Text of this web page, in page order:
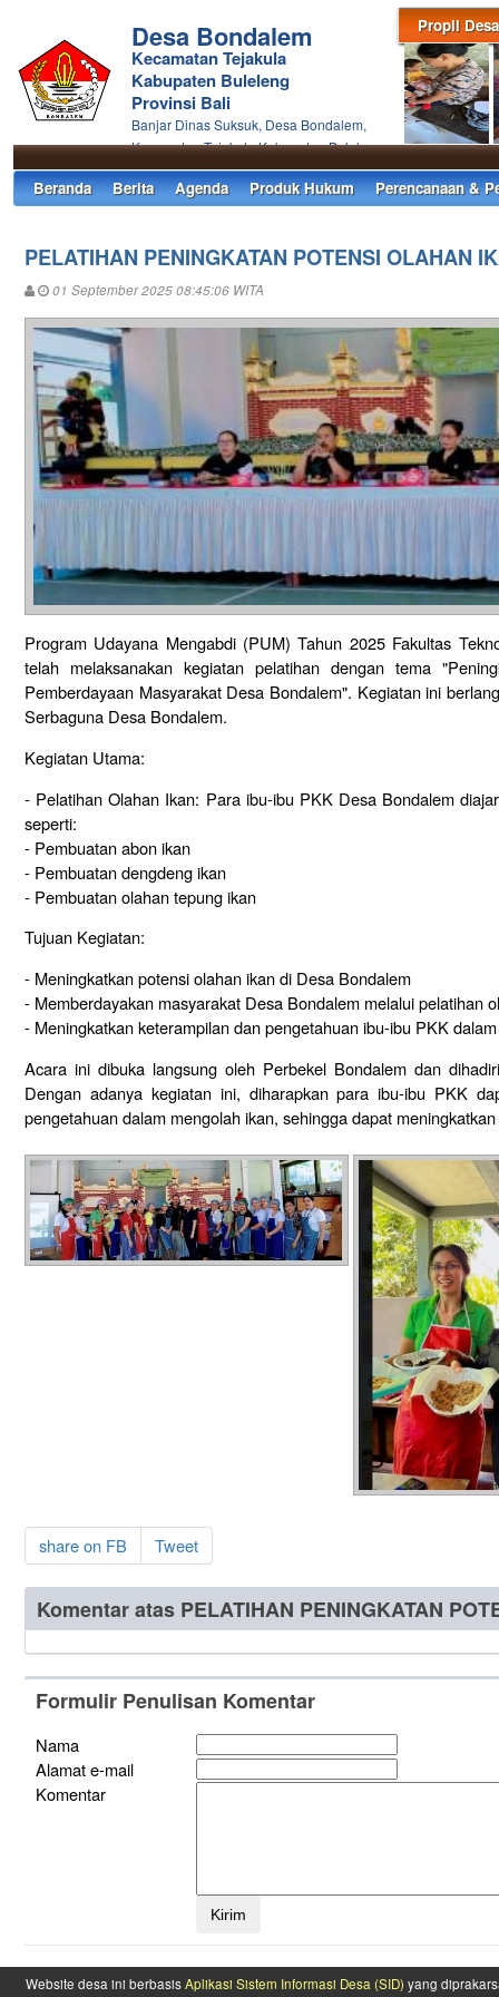
Propil Desa
Desa Bondalem
Kecamatan Tejakula
Kabupaten Buleleng
Provinsi Bali
Banjar Dinas Suksuk, Desa Bondalem,
Kecamatan Tejakula Kabupaten Buleleng
Beranda Berita Agenda Produk Hukum Perencanaan &
PELATIHAN PENINGKATAN POTENSI OLAHAN
01 September 2025 08:45:06 WITA
Program Udayana Mengabdi (PUM) Tahun 2025 Fakultas
telah melaksanakan kegiatan pelatihan dengan tema
Pemberdayaan Masyarakat Desa Bondalem". Kegiatan ini
Serbaguna Desa Bondalem.
Kegiatan Utama:
- Pelatihan Olahan Ikan: Para ibu-ibu PKK Desa Bondalem
seperti:
- Pembuatan abon ikan
- Pembuatan dengdeng ikan
- Pembuatan olahan tepung ikan
Tujuan Kegiatan:
- Meningkatkan potensi olahan ikan di Desa Bondalem
- Memberdayakan masyarakat Desa Bondalem melalui pelatihan
- Meningkatkan keterampilan dan pengetahuan ibu-ibu PKK
Acara ini dibuka langsung oleh Perbekel Bondalem dan
Dengan adanya kegiatan ini, diharapkan para ibu-ibu PKK
pengetahuan dalam mengolah ikan, sehingga dapat
share on FB Tweet
Komentar atas PELATIHAN PENINGKATAN
Formulir Penulisan Komentar
Nama
Alamat e-mail
Komentar
Website desa ini berbasisAplikasi Sistem Informasi Desa (SID) yang